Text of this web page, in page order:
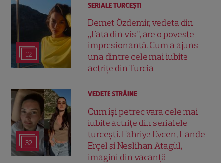
12
SERIALE TURCEŞTI
Demet Özdemir, vedeta din
„Fata din vis”, are o poveste
impresionantă. Cum a ajuns
una dintre cele mai iubite
actrițe din Turcia
32
VEDETE STRĂINE
Cum își petrec vara cele mai
iubite actrițe din serialele
turcești. Fahriye Evcen, Hande
Erçel și Neslihan Atagül,
imagini din vacanță